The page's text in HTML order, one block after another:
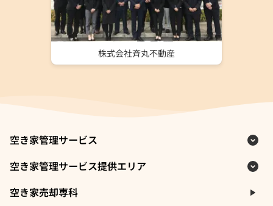
株式会社斉丸不動産
空き家管理サービス
空き家管理サービス提供エリア
空き家売却専科